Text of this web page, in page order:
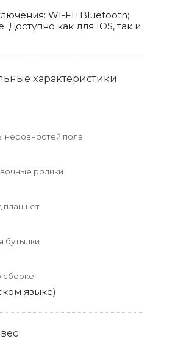
WI-FI+Bluetooth;
как для IOS, так и
xарактеристики
неровностей пола
ролики
планшет
бутылки
сборке
языке)